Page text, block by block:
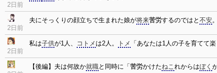
2日前
2日前
夫にそっくりの顔立ちで生まれた娘が将来苦労するのではと 不安。
2日前
私は子供が1人、 コトメ は2人。 トメ 「あなたは1人の子を育てて楽
【後編】夫は何故か就職と同時に「 苦労かけたねこ れからはぼく